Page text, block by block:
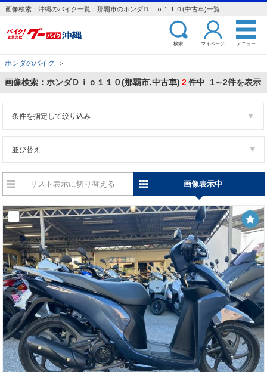
画像検索：沖縄のバイク一覧：那覇市のホンダＤｉｏ１１０(中古車)一覧
検索 マイページ メニュー
ホンダのバイク ＞
画像検索：ホンダＤｉｏ１１０(那覇市,中古車) 2件中 1～2件を表示
条件を指定して絞り込み
並び替え
リスト表示に切り替える 画像表示中